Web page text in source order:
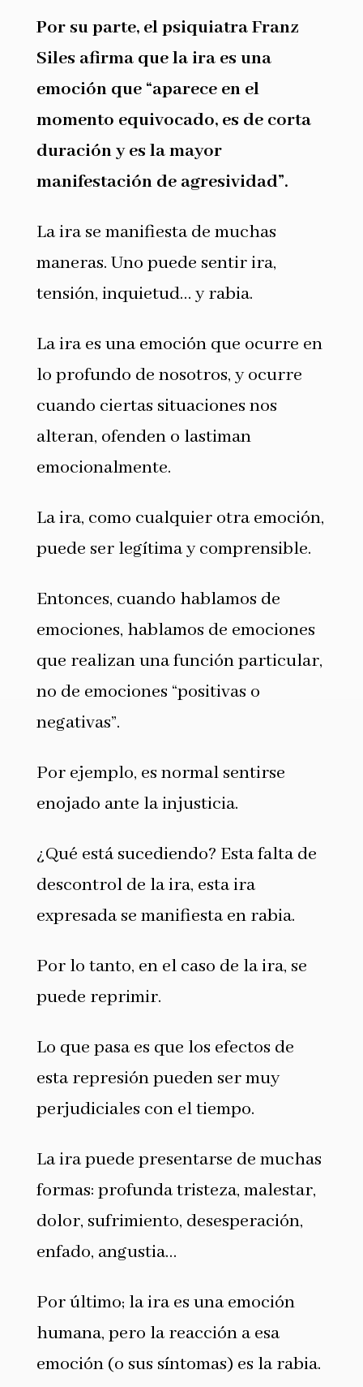
Por su parte, el psiquiatra Franz
Siles afirma que la ira es una
emoción que “aparece en el
momento equivocado, es de corta
duración y es la mayor
manifestación de agresividad”.
La ira se manifiesta de muchas
maneras. Uno puede sentir ira,
tensión, inquietud… y rabia.
La ira es una emoción que ocurre en
lo profundo de nosotros, y ocurre
cuando ciertas situaciones nos
alteran, ofenden o lastiman
emocionalmente.
La ira, como cualquier otra emoción,
puede ser legítima y comprensible.
Entonces, cuando hablamos de
emociones, hablamos de emociones
que realizan una función particular,
no de emociones “positivas o
negativas”.
Por ejemplo, es normal sentirse
enojado ante la injusticia.
¿Qué está sucediendo? Esta falta de
descontrol de la ira, esta ira
expresada se manifiesta en rabia.
Por lo tanto, en el caso de la ira, se
puede reprimir.
Lo que pasa es que los efectos de
esta represión pueden ser muy
perjudiciales con el tiempo.
La ira puede presentarse de muchas
formas: profunda tristeza, malestar,
dolor, sufrimiento, desesperación,
enfado, angustia…
Por último; la ira es una emoción
humana, pero la reacción a esa
emoción (o sus síntomas) es la rabia.